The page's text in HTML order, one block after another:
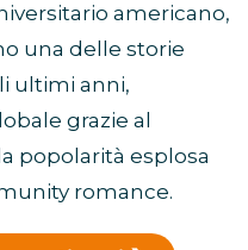
americano,
una delle storie
ultimi anni,
grazie al
popolarità esplosa
romance.